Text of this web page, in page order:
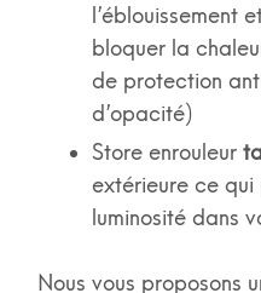
l’éblouissement
bloquer la
de protection
d’opacité)
Store enrouleur
extérieure ce
luminosité dans
Nous vous proposons